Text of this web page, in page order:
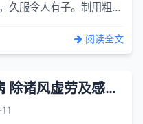
久服令人有子。制用粗肥
阅读全文
杏仁酥秘方本品主治要病 除诸风虚劳及感冷 本品主治要病 除诸风...